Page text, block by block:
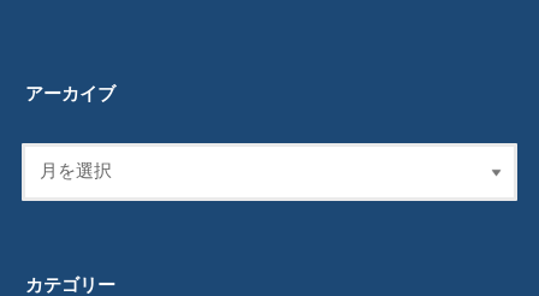
アーカイブ
カテゴリー